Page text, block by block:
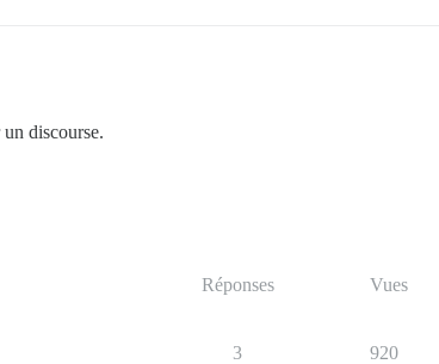
discourse.
Réponses Vues
3 920